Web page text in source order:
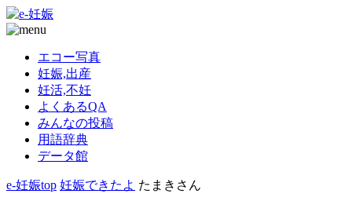
エコー写真
妊娠,出産
妊活,不妊
よくあるQA
みんなの投稿
用語辞典
データ館
e-妊娠top 妊娠できたよ たまきさん